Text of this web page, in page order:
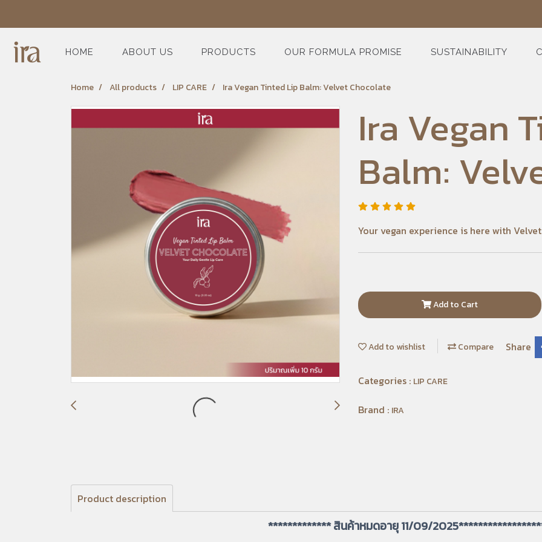
HOME ABOUT US PRODUCTS OUR FORMULA PROMISE SUSTAINABILITY
Home All products LIP CARE Ira Vegan Tinted Lip Balm: Velvet Chocolate
Ira Vegan
Balm:
Your vegan experience is here with
Add to Cart
Add to wishlist Compare Share
Categories : LIP CARE
Brand : IRA
Product description
************* สินค้าหมดอายุ 11/09/